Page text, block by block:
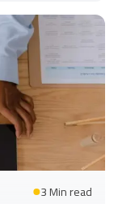
3 Minread